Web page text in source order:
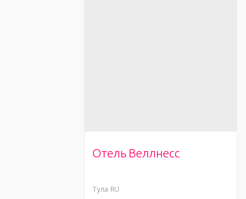
Отель Веллнесс
Тула RU